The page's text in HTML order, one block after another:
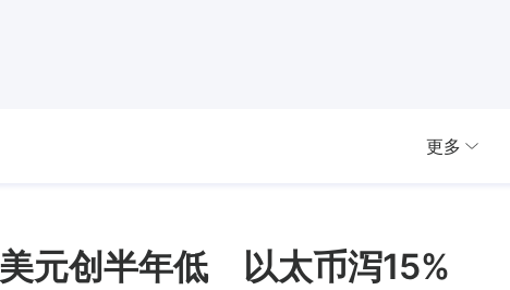
更多
元创半年低 以太币泻15%